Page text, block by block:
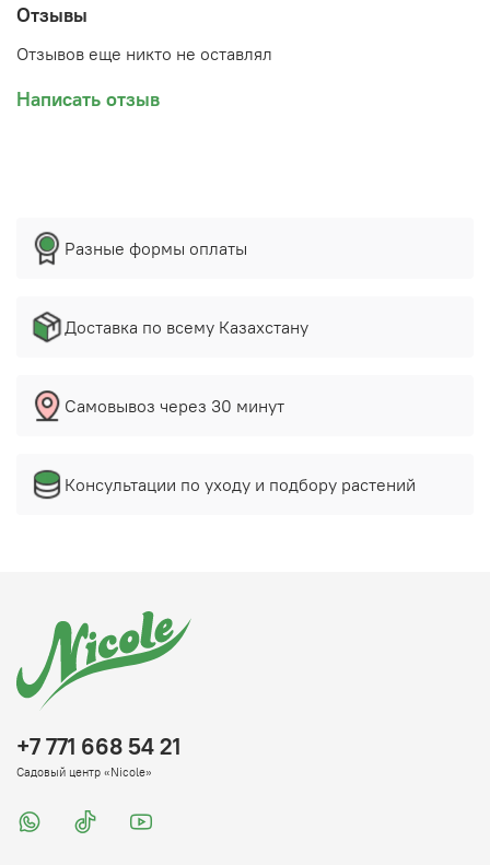
Отзывы
Отзывов еще никто не оставлял
Написать отзыв
Разные формы оплаты
Доставка по всему Казахстану
Самовывоз через 30 минут
Консультации по уходу и подбору растений
+7 771 668 54 21
Садовый центр «Nicole»